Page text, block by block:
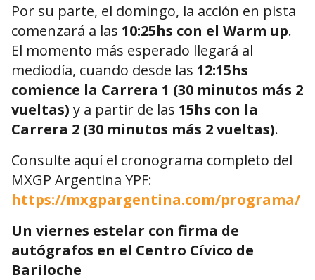
Por su parte, el domingo, la acción en pista
comenzará a las 10:25hs con el Warm up.
El momento más esperado llegará al
mediodía, cuando desde las 12:15hs
comience la Carrera 1 (30 minutos más 2
vueltas) y a partir de las 15hs con la
Carrera 2 (30 minutos más 2 vueltas).
Consulte aquí el cronograma completo del
MXGP Argentina YPF:
https://mxgpargentina.com/programa/
Un viernes estelar con firma de
autógrafos en el Centro Cívico de
Bariloche